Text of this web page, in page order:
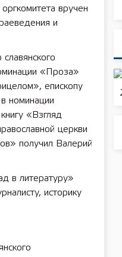
вручен
и
«Проза»
епископу
номинации
«Взгляд
церкви
получил Валерий
в литературу»
историку